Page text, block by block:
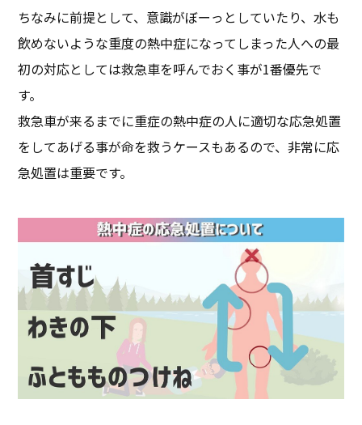
ちなみに前提として、意識がぼーっとしていたり、水も
飲めないような重度の熱中症になってしまった人への最
初の対応としては救急車を呼んでおく事が1番優先で
す。
救急車が来るまでに重症の熱中症の人に適切な応急処置
をしてあげる事が命を救うケースもあるので、非常に応
急処置は重要です。